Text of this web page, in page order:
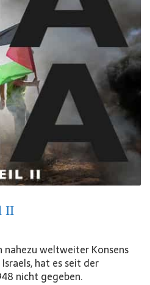
II
nahezu weltweiter Konsens
hat es seit der
nicht gegeben.